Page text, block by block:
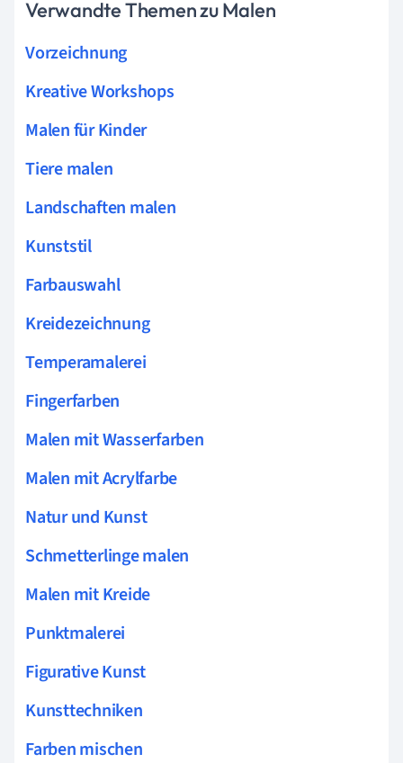
Verwandte Themen zu Malen
Vorzeichnung
Kreative Workshops
Malen für Kinder
Tiere malen
Landschaften malen
Kunststil
Farbauswahl
Kreidezeichnung
Temperamalerei
Fingerfarben
Malen mit Wasserfarben
Malen mit Acrylfarbe
Natur und Kunst
Schmetterlinge malen
Malen mit Kreide
Punktmalerei
Figurative Kunst
Kunsttechniken
Farben mischen